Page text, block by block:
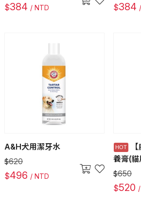
$384 / NTD
$384
A&H犬用潔牙水
$620
$496 / NTD
養膏(貓
$650
$520